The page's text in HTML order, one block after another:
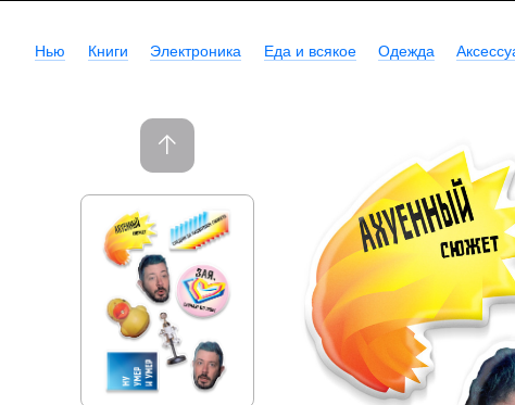
Нью Книги Электроника Еда и всякое Одежда